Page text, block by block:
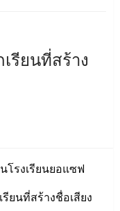
รียนที่สร้าง
รงเรียนยอแซฟ
ยนที่สร้างชื่อเสียง